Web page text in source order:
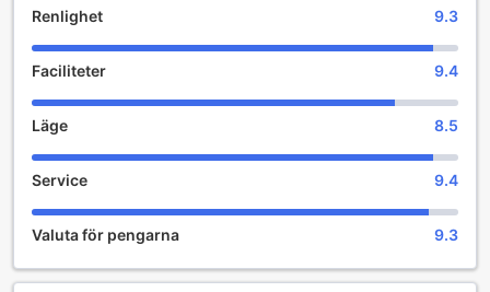
- Guarantee cleanliness
- Air conditioning throughout the house.
Enjoy the warm atmosphere of our villa that makes you feel
at home!
Renlighet 9.3
Faciliteter 9.4
Läge 8.5
Service 9.4
Valuta för pengarna 9.3